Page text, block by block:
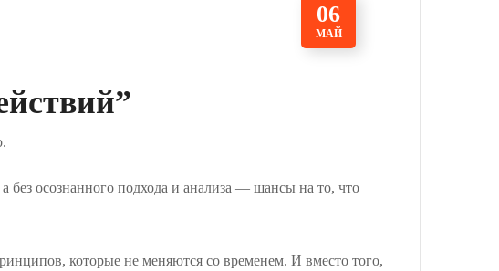
06
МАЙ
без осознанного подхода и анализа — шансы на то, что
которые не меняются со временем. И вместо того,